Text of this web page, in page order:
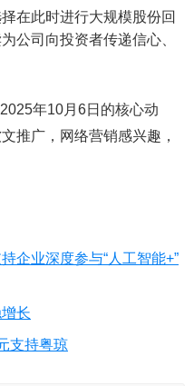
择在此时进行大规模股份回
公司向投资者传递信心、
年10月6日的核心动
推广，网络营销感兴趣，
企业深度参与“人工智能+”
长
支持粤琼